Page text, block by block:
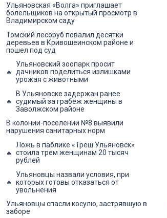
Ульяновская «Волга» приглашает
болельщиков на открытый просмотр в
Владимирском саду
Томский лесоруб повалил десятки
деревьев в Кривошеинском районе и
пошел под суд
Ульяновский зоопарк просит
дачников поделиться излишками
урожая с животными
В Ульяновске задержан ранее
судимый за грабеж женщины в
Заволжском районе
В колонии-поселении №8 выявили
нарушения санитарных норм
Ложь в паблике «Треш Ульяновск»
стоила трем женщинам 20 тысяч
рублей
Ульяновцы назвали условия, при
которых готовы отказаться от
увольнения
Ульяновцы спасли косулю, застрявшую в
заборе